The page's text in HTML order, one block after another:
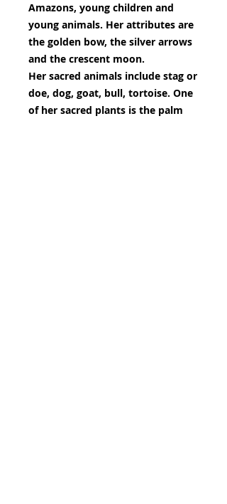
Amazons, young children and
young animals. Her attributes are
the golden bow, the silver arrows
and the crescent moon.
Her sacred animals include stag or
doe, dog, goat, bull, tortoise. One
of her sacred plants is the palm